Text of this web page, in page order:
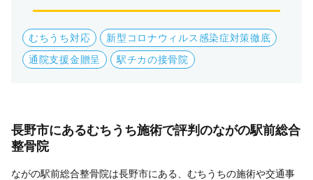
むちうち対応
新型コロナウィルス感染症対策徹底
通院支援金贈呈
駅チカの接骨院
長野市にあるむちうち施術で評判のながの駅前総合
整骨院
ながの駅前総合整骨院は長野市にある、むちうちの施術や交通事